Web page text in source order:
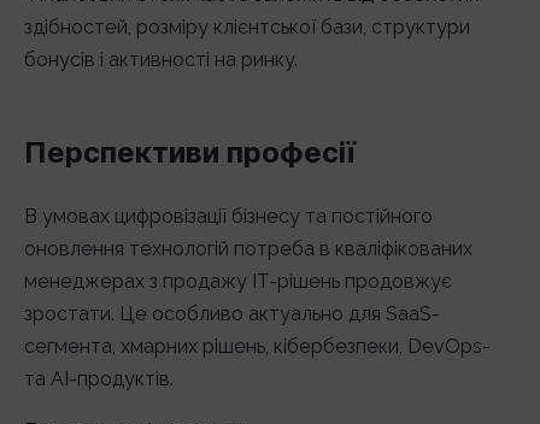
здібностей, розміру клієнтської бази, структури
бонусів і активності на ринку.
Перспективи професії
В умовах цифровізації бізнесу та постійного
оновлення технологій потреба в кваліфікованих
менеджерах з продажу ІТ-рішень продовжує
зростати. Це особливо актуально для SaaS-
сегмента, хмарних рішень, кібербезпеки, DevOps-
та AI-продуктів.